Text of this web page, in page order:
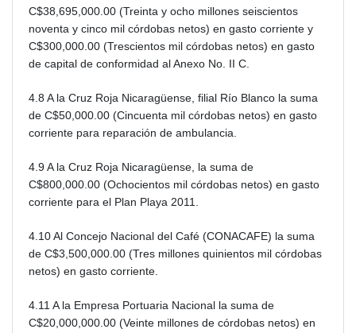
C$38,695,000.00 (Treinta y ocho millones seiscientos
noventa y cinco mil córdobas netos) en gasto corriente y
C$300,000.00 (Trescientos mil córdobas netos) en gasto
de capital de conformidad al Anexo No. II C.
4.8 A la Cruz Roja Nicaragüense, filial Río Blanco la suma
de C$50,000.00 (Cincuenta mil córdobas netos) en gasto
corriente para reparación de ambulancia.
4.9 A la Cruz Roja Nicaragüense, la suma de
C$800,000.00 (Ochocientos mil córdobas netos) en gasto
corriente para el Plan Playa 2011.
4.10 Al Concejo Nacional del Café (CONACAFE) la suma
de C$3,500,000.00 (Tres millones quinientos mil córdobas
netos) en gasto corriente.
4.11 A la Empresa Portuaria Nacional la suma de
C$20,000,000.00 (Veinte millones de córdobas netos) en